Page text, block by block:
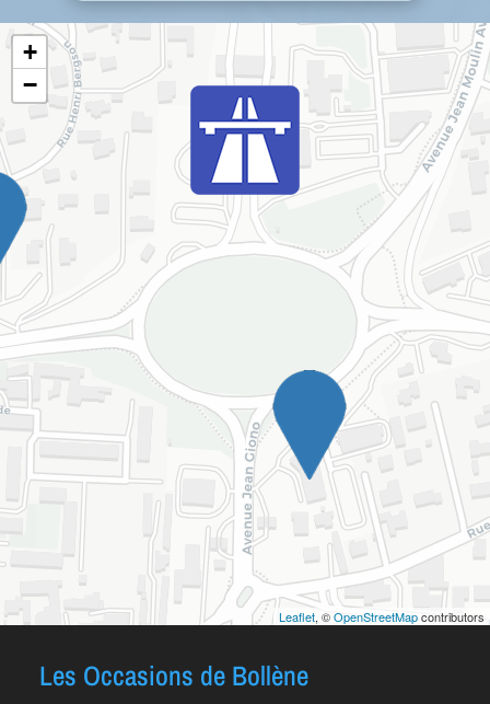
+
−
Leaflet, ©OpenStreetMapcontributors
Les Occasions de Bollène